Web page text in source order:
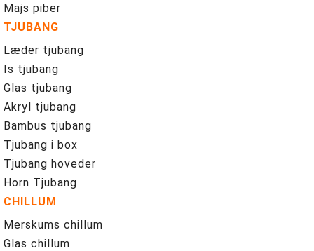
Majs piber
TJUBANG
Læder tjubang
Is tjubang
Glas tjubang
Akryl tjubang
Bambus tjubang
Tjubang i box
Tjubang hoveder
Horn Tjubang
CHILLUM
Merskums chillum
Glas chillum